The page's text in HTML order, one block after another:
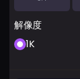
解像度
1K